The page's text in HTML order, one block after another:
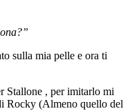
sulla mia pelle e ora ti
Stallone , per imitarlo mi
Rocky (Almeno quello del